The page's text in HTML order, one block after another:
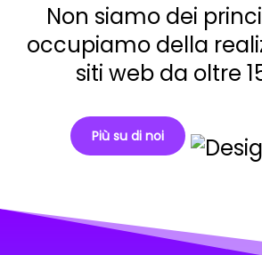
Non siamo dei
occupiamo della
siti web da oltre
Più su di noi